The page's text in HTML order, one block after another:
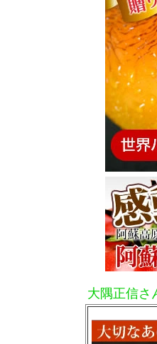
大隅正信さ